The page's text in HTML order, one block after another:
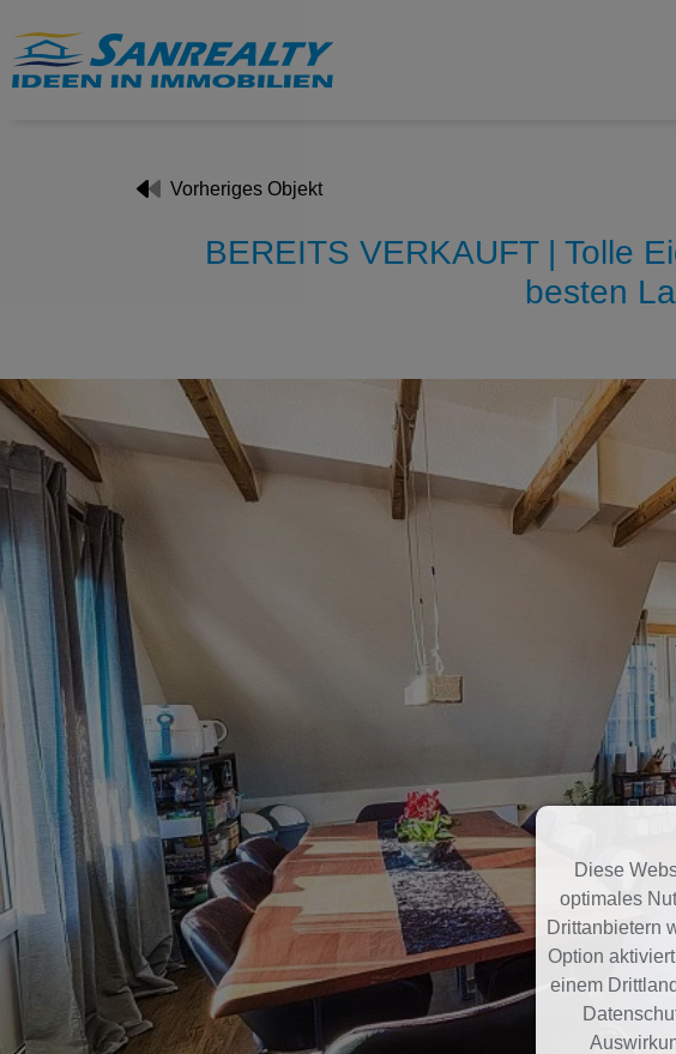
Vorheriges Objekt
BEREITS VERKAUFT | Tolle
besten
Diese
optimales
Drittanbietern
Option
einem